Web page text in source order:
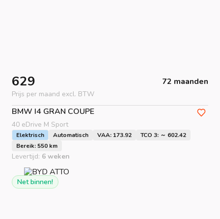
629 72 maanden
Prijs per maand excl. BTW
BMW I4 GRAN COUPE
40 eDrive M Sport
Elektrisch Automatisch VAA: 173.92
TCO 3: ～ 602.42
Bereik: 550 km
Levertijd: 6 weken
Net binnen!